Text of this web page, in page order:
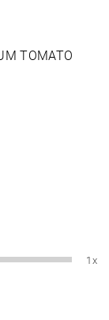
TOMATO
1x